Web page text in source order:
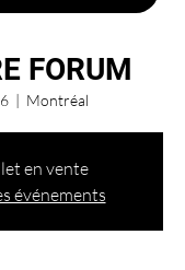
FORUM
  |
Montréal
en vente
événements